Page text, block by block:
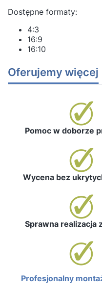
Dostępne formaty:
4:3
16:9
16:10
Oferujemy więcej
Pomoc w doborze
Wycena bez
Sprawna realizacja
Profesjonalny